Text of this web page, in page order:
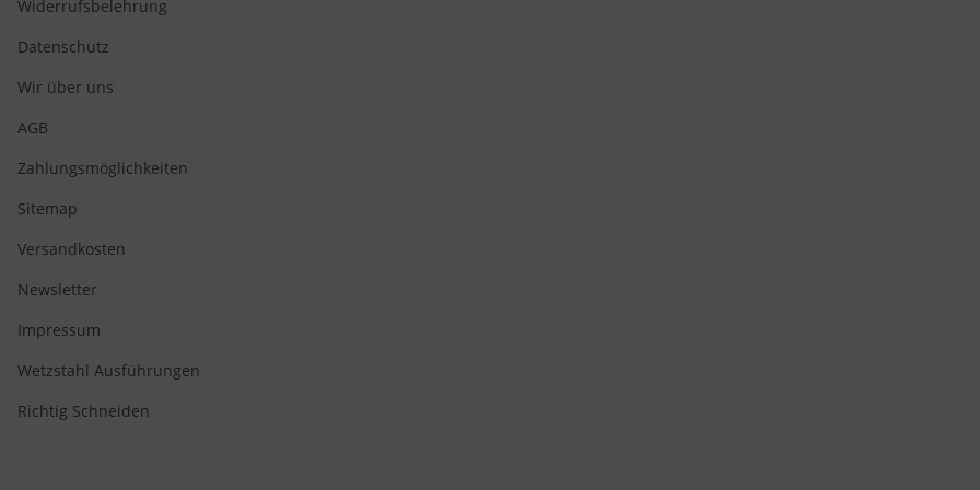
Widerrufsbelehrung
Datenschutz
Wir über uns
AGB
Zahlungsmöglichkeiten
Sitemap
Versandkosten
Newsletter
Impressum
Wetzstahl Ausführungen
Richtig Schneiden